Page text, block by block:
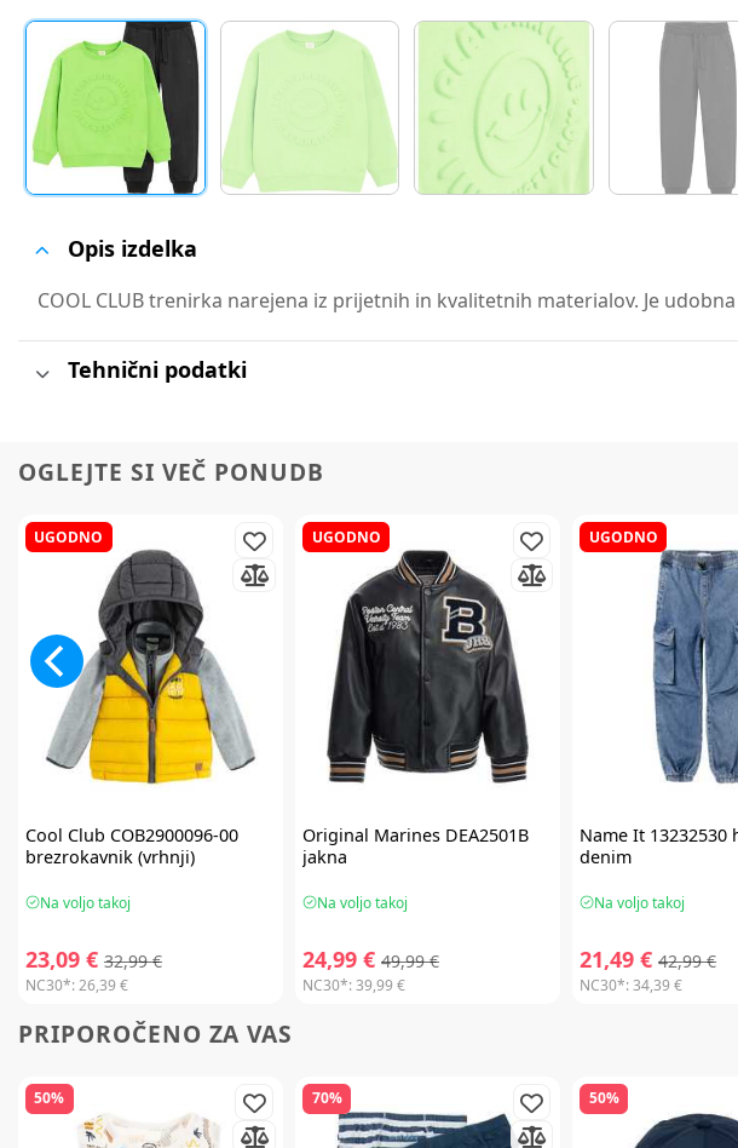
Opis izdelka
COOL CLUB trenirka narejena iz prijetnih in kvalitetnih materialov. Je
Tehnični podatki
OGLEJTE SI VEČ PONUDB
UGODNO
Cool Club COB2900096-00
brezrokavnik (vrhnji)
Na voljo takoj
23,09 € 32,99 €
NC30*:26,39 €
UGODNO
Original Marines DEA2501B
jakna
Na voljo takoj
24,99 € 49,99 €
NC30*:39,99 €
UGODNO
Name It 13232530
denim
Na voljo takoj
21,49 € 42,99 €
NC30*:34,39 €
PRIPOROČENO ZA VAS
50% 70% 50%